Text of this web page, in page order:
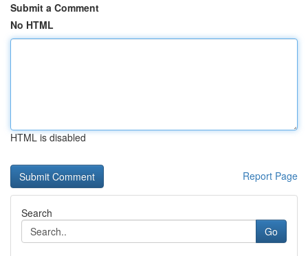
Submit a Comment
No HTML
HTML is disabled
Report Page
Search
Go